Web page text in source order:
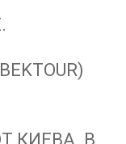
КИЕВА. В